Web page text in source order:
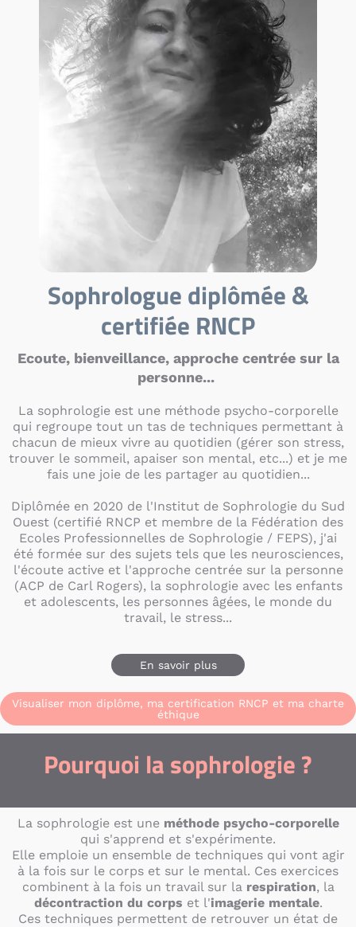
Sophrologue diplômée &
certifiée RNCP
Ecoute, bienveillance, approche centrée sur la
personne...
La sophrologie est une méthode psycho-corporelle
qui regroupe tout un tas de techniques permettant à
chacun de mieux vivre au quotidien (gérer son stress,
trouver le sommeil, apaiser son mental, etc...) et je me
fais une joie de les partager au quotidien...
Diplômée en 2020 de l'Institut de Sophrologie du Sud
Ouest (certifié RNCP et membre de la Fédération des
Ecoles Professionnelles de Sophrologie / FEPS), j'ai
été formée sur des sujets tels que les neurosciences,
l'écoute active et l'approche centrée sur la personne
(ACP de Carl Rogers), la sophrologie avec les enfants
et adolescents, les personnes âgées, le monde du
travail, le stress...​
En savoir plus
Visualiser mon diplôme, ma certification RNCP et ma charte
éthique
Pourquoi la sophrologie ?
La sophrologie est une méthode psycho-corporelle
qui s'apprend et s'expérimente.
Elle emploie un ensemble de techniques qui vont agir
à la fois sur le corps et sur le mental. Ces exercices
combinent à la fois un travail sur la respiration, la
décontraction du corps et l'imagerie mentale.
Ces techniques permettent de retrouver un état de